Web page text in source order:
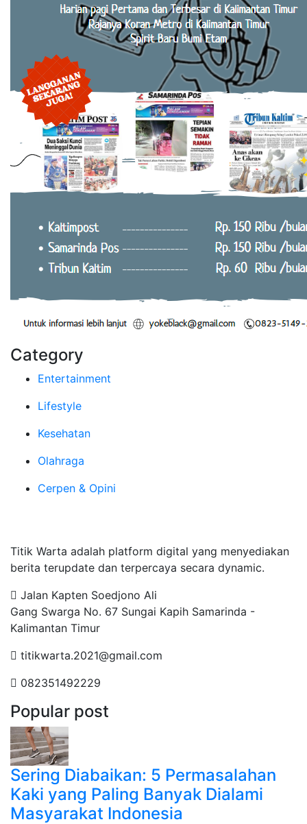
Category
Entertainment
Lifestyle
Kesehatan
Olahraga
Cerpen & Opini
Titik Warta adalah platform digital yang menyediakan
berita terupdate dan terpercaya secara dynamic.
Jalan Kapten Soedjono Ali
Gang Swarga No. 67 Sungai Kapih Samarinda -
Kalimantan Timur
titikwarta.2021@gmail.com
082351492229
Popular post
Sering Diabaikan: 5 Permasalahan
Kaki yang Paling Banyak Dialami
Masyarakat Indonesia